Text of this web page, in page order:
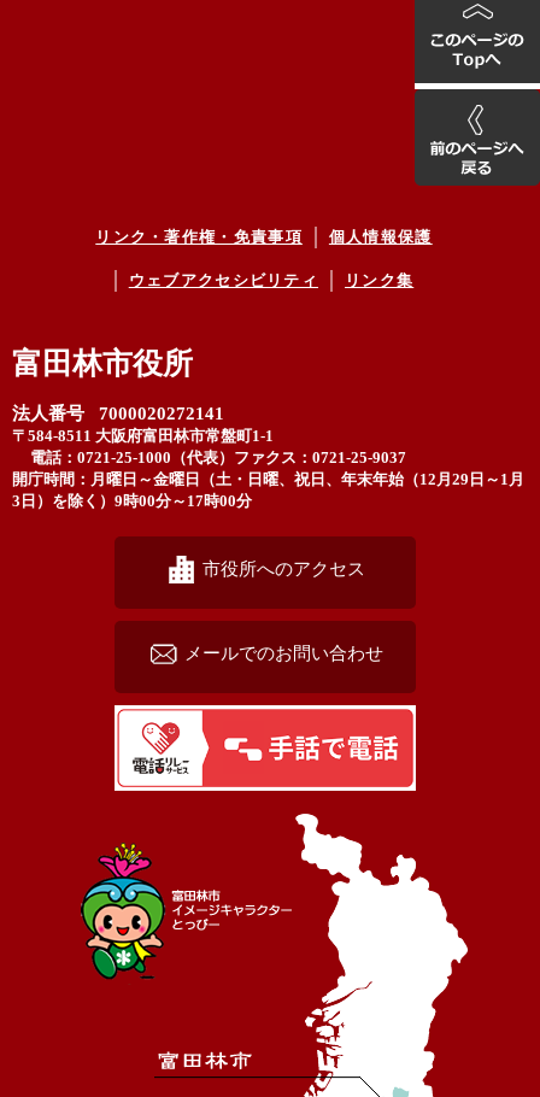
リンク・著作権・免責事項 個人情報保護
ウェブアクセシビリティ リンク集
富田林市役所
法人番号 7000020272141
〒584-8511 大阪府富田林市常盤町1-1
電話：0721-25-1000（代表） ファクス：0721-25-9037
開庁時間：月曜日～金曜日（土・日曜、祝日、年末年始（12月29日～1月
3日）を除く）9時00分～17時00分
市役所へのアクセス
メールでのお問い合わせ